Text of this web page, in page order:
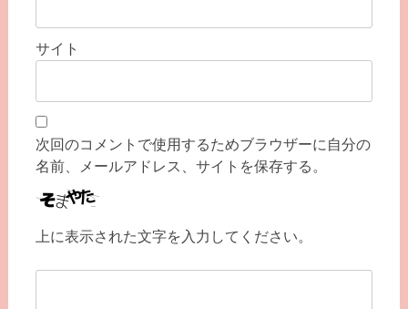
サイト
次回のコメントで使用するためブラウザーに自分の
名前、メールアドレス、サイトを保存する。
上に表示された文字を入力してください。